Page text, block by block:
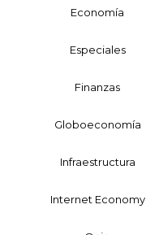
Economía
Especiales
Finanzas
Globoeconomía
Infraestructura
Internet Economy